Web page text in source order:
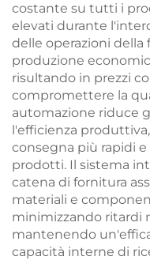
costante su tutti i
elevati durante
delle operazioni
produzione
risultando in prezzi
compromettere la
automazione riduce
l'efficienza
consegna più rapidi
prodotti. Il sistema
catena di fornitura
materiali e
minimizzando ritardi
mantenendo
capacità interne di